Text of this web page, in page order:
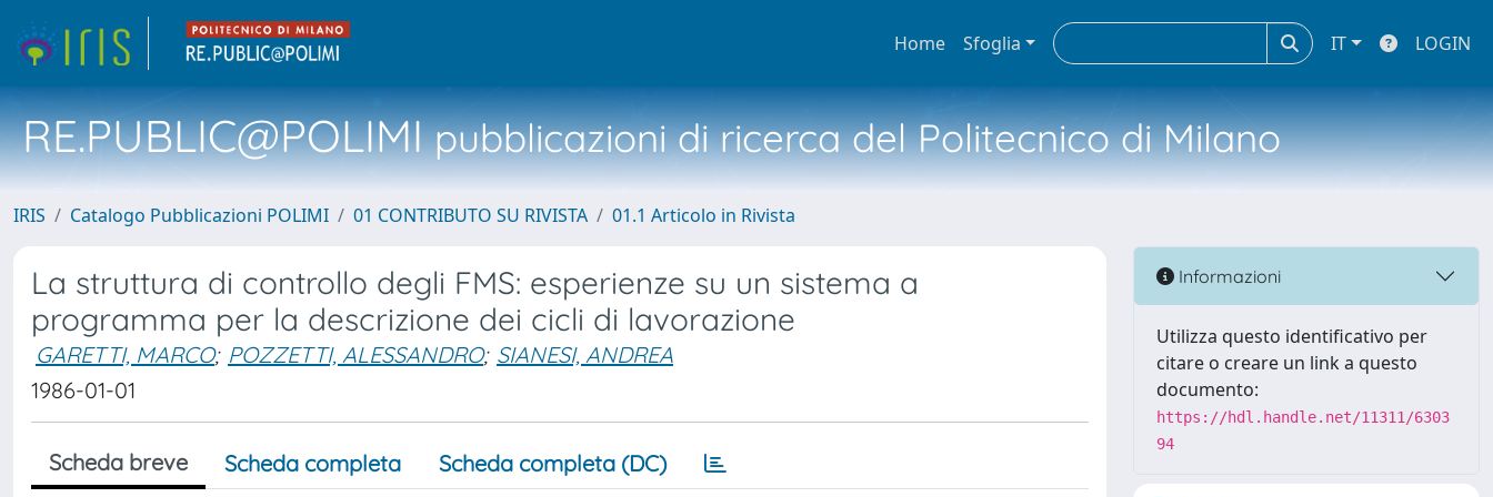
Home Sfoglia IT LOGIN
RE.PUBLIC@POLIMIpubblicazioni di ricerca del Politecnico di Milano
IRIS Catalogo Pubblicazioni POLIMI 01 CONTRIBUTO SU RIVISTA 01.1 Articolo in Rivista
La struttura di controllo degli FMS: esperienze su un sistema a
programma per la descrizione dei cicli di lavorazione
GARETTI, MARCO; POZZETTI, ALESSANDRO; SIANESI, ANDREA
1986-01-01
Scheda breve Scheda completa Scheda completa (DC)
Informazioni
Utilizza questo identificativo per
citare o creare un link a questo
documento:
https://hdl.handle.net/11311/6303
94